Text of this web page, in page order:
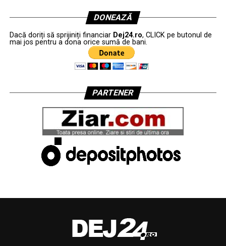
DONEAZĂ
Dacă doriți să sprijiniți financiar Dej24.ro, CLICK pe butonul de
mai jos pentru a dona orice sumă de bani.
PARTENER